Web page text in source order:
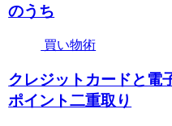
のうち
買い物術
クレジットカードと電
ポイント二重取り